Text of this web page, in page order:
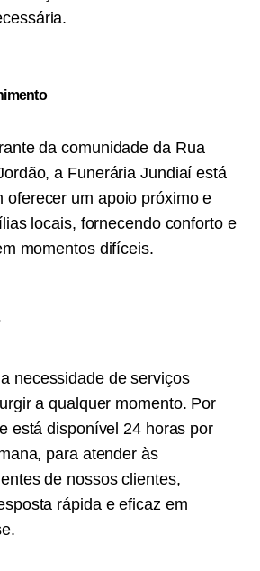
da comunidade da Rua
a Funerária Jundiaí está
oferecer um apoio próximo e
locais, fornecendo conforto e
momentos difíceis.
necessidade de serviços
a qualquer momento. Por
está disponível 24 horas por
para atender às
de nossos clientes,
rápida e eficaz em